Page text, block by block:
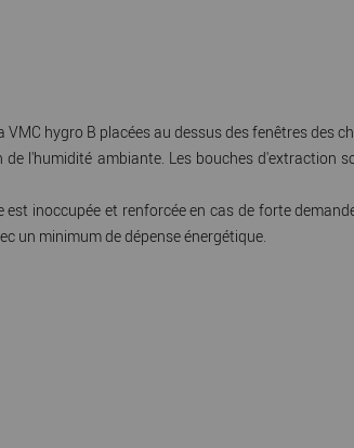
hygro B placées au dessus des fenêtres des
l'humidité ambiante. Les bouches d'extraction
inoccupée et renforcée en cas de forte
un minimum de dépense énergétique.